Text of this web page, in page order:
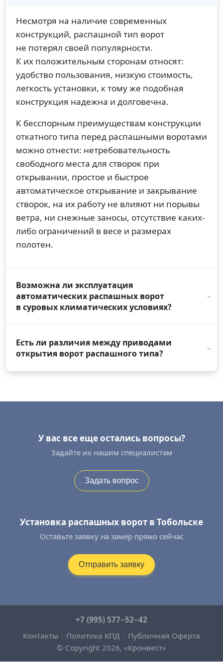
Несмотря на наличие современных
конструкций, распашной тип ворот
не потерял своей популярности.
К их положительным сторонам относят:
удобство пользования, низкую стоимость,
легкость установки, к тому же подобная
конструкция надежна и долговечна.
К бесспорным преимуществам конструкции
откатного типа перед распашными воротами
можно отнести: нетребовательность
свободного места для створок при
открывании, простое и быстрое
автоматическое открывание и закрывание
створок, на их работу не влияют ни порывы
ветра, ни снежные заносы, отсутствие каких-
либо ограничений в весе и размерах
полотен.
Возможна ли эксплуатация
автоматических распашных ворот
в суровых климатических условиях?
Есть ли различия между приводами
открытия ворот распашного типа?
У вас все еще остались вопросы?
Задайте их нашим специалистам
Задать вопрос
Установка распашных ворот в Тобольске
Оставьте заявку на замер прямо сейчас
Отправить заявку
© Copyright 2026, «Кронвест»
+7 (995) 577−52−42
Контакты
Политика КПД Публичная Оферта